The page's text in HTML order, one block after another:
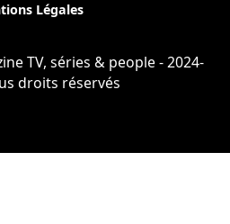
Légales
TV, séries & people - 2024-
droits réservés